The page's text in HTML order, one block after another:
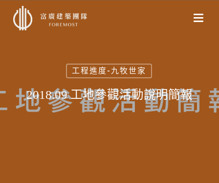
工程進度-九牧世家
2018.09 工地參觀活動說明簡報